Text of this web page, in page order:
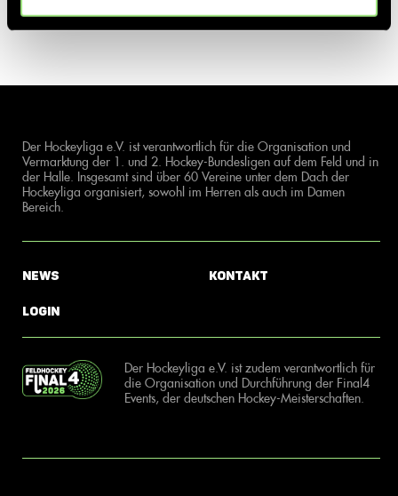
Der Hockeyliga e.V. ist verantwortlich für die Organisation und
Vermarktung der 1. und 2. Hockey-Bundesligen auf dem Feld und in
der Halle. Insgesamt sind über 60 Vereine unter dem Dach der
Hockeyliga organisiert, sowohl im Herren als auch im Damen
Bereich.
News
Login
Kontakt
Der Hockeyliga e.V. ist zudem verantwortlich für
die Organisation und Durchführung der Final4
Events, der deutschen Hockey-Meisterschaften.